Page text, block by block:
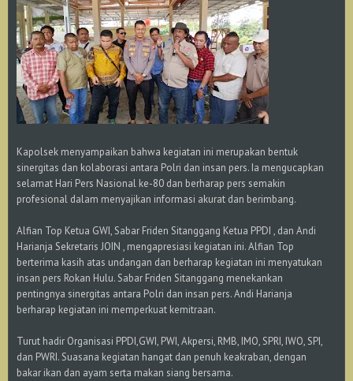
Kapolsek menyampaikan bahwa kegiatan ini merupakan bentuk
sinergitas dan kolaborasi antara Polri dan insan pers. Ia mengucapkan
selamat Hari Pers Nasional ke-80 dan berharap pers semakin
profesional dalam menyajikan informasi akurat dan berimbang.
Alfian Top Ketua GWI, Sabar Friden Sitanggang Ketua PPDI , dan Andi
Harianja Sekretaris JOIN , mengapresiasi kegiatan ini. Alfian Top
berterima kasih atas undangan dan berharap kegiatan ini menyatukan
insan pers Rokan Hulu. Sabar Friden Sitanggang menekankan
pentingnya sinergitas antara Polri dan insan pers. Andi Harianja
berharap kegiatan ini memperkuat kemitraan.
Turut hadir Organisasi PPDI,GWI, PWI, Akpersi, RMB, IMO, SPRI, IWO, SPI,
dan PWRI. Suasana kegiatan hangat dan penuh keakraban, dengan
bakar ikan dan ayam serta makan siang bersama.